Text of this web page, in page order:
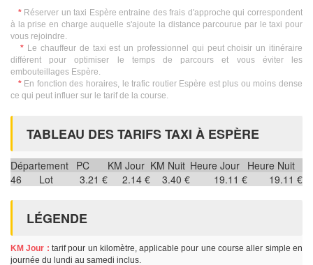
*Réserver un taxi Espère entraine des frais d'approche qui correspondent
à la prise en charge auquelle s'ajoute la distance parcourue par le taxi pour
vous rejoindre.
* Le chauffeur de taxi est un professionnel qui peut choisir un itinéraire
différent pour optimiser le temps de parcours et vous éviter les
embouteillages Espère.
*En fonction des horaires, le trafic routier Espère est plus ou moins dense
ce qui peut influer sur le tarif de la course.
TABLEAU DES TARIFS TAXI À ESPÈRE
Département PC KM Jour KM Nuit Heure Jour Heure Nuit
46
Lot 3.21 € 2.14 € 3.40 € 19.11 € 19.11 €
LÉGENDE
KM Jour : tarif pour un kilomètre, applicable pour une course aller simple en
journée du lundi au samedi inclus.